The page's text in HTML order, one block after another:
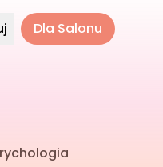
Dla Salonu